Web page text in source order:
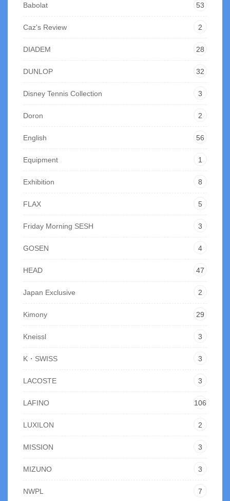
Babolat 53
Caz's Review 2
DIADEM 28
DUNLOP 32
Disney Tennis Collection 3
Doron 2
English 56
Equipment 1
Exhibition 8
FLAX 5
Friday Morning SESH 3
GOSEN 4
HEAD 47
Japan Exclusive 2
Kimony 29
Kneissl 3
K・SWISS 3
LACOSTE 3
LAFINO 106
LUXILON 2
MISSION 3
MIZUNO 3
NWPL 7